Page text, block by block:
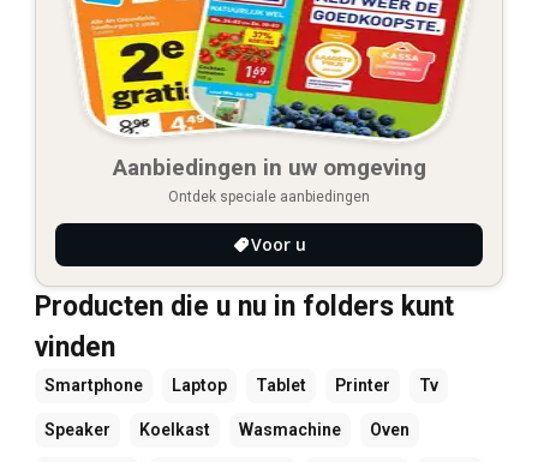
Aanbiedingen in uw omgeving
Ontdek speciale aanbiedingen
Voor u
Producten die u nu in folders kunt
vinden
Smartphone Laptop Tablet Printer Tv
Speaker Koelkast Wasmachine Oven